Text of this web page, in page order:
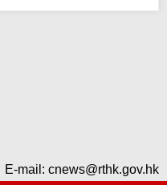
E-mail: cnews@rthk.gov.hk